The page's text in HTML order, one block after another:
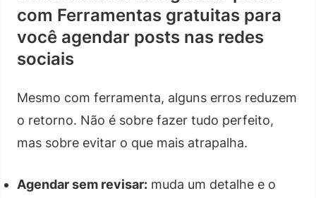
com Ferramentas gratuitas para
você agendar posts nas redes
sociais
Mesmo com ferramenta, alguns erros reduzem
o retorno. Não é sobre fazer tudo perfeito,
mas sobre evitar o que mais atrapalha.
Agendar sem revisar: muda um detalhe e o